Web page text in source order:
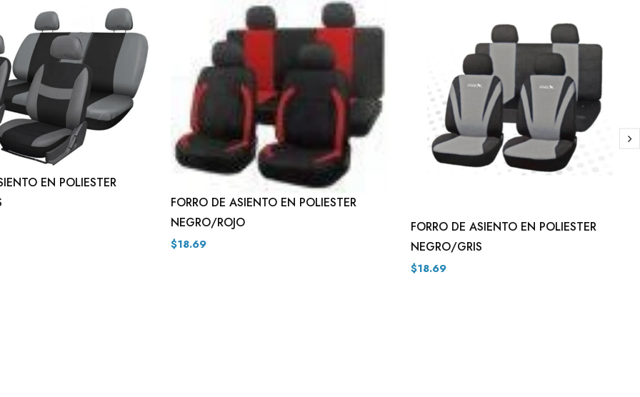
EN POLIESTER
FORRO DE ASIENTO EN POLIESTER
NEGRO/ROJO
$18.69
FORRO DE ASIENTO EN POLIESTER
NEGRO/GRIS
$18.69